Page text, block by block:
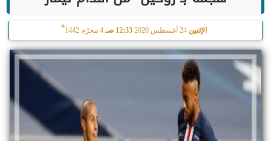
الإثنين 24 أغسطس 2020 12:33 صـ 4 محرّم 1442
هـ